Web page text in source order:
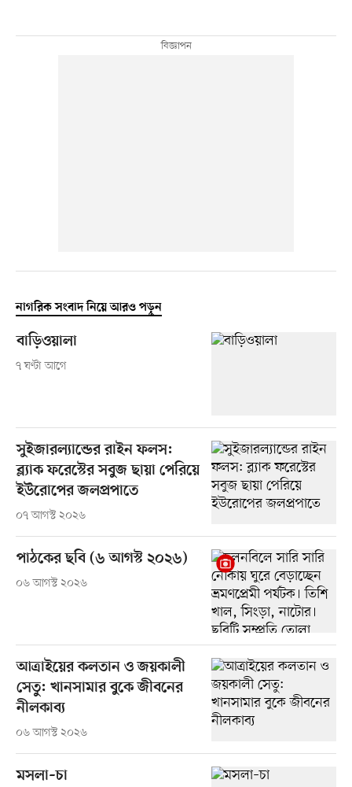
নাগরিক সংবাদ নিয়ে আরও পড়ুন
বাড়িওয়ালা
৭ ঘণ্টা আগে
সুইজারল্যান্ডের রাইন ফলস:
ব্ল্যাক ফরেস্টের সবুজ ছায়া পেরিয়ে
ইউরোপের জলপ্রপাতে
০৭ আগস্ট ২০২৬
পাঠকের ছবি (৬ আগস্ট ২০২৬)
০৬ আগস্ট ২০২৬
আত্রাইয়ের কলতান ও জয়কালী
সেতু: খানসামার বুকে জীবনের
নীলকাব্য
০৬ আগস্ট ২০২৬
মসলা–চা